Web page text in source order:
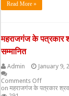
Read More »
महराजगंज के पत्रकार
सम्मानित
Admin
January 9,
Comments Off
on महराजगंज के पत्रकार श्रवण